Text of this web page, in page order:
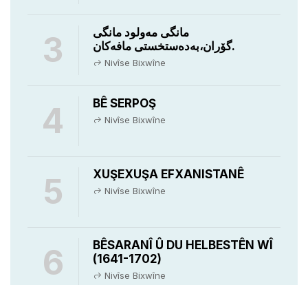
3
مانگی مەولود مانگی
گۆران،بەدەستخستی مافەکان.
Nivîse Bixwîne
4 BÊ SERPOŞ
Nivîse Bixwîne
5 XUŞEXUŞA EFXANISTANÊ
Nivîse Bixwîne
6
BÊSARANÎ Û DU HELBESTÊN WÎ
(1641-1702)
Nivîse Bixwîne